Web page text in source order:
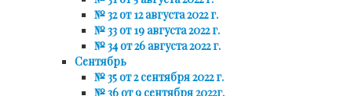
№ 32 от 12 августа 2022 г.
№ 33 от 19 августа 2022 г.
№ 34 от 26 августа 2022 г.
Сентябрь
№ 35 от 2 сентября 2022 г.
№ 36 от 9 сентября 2022г.